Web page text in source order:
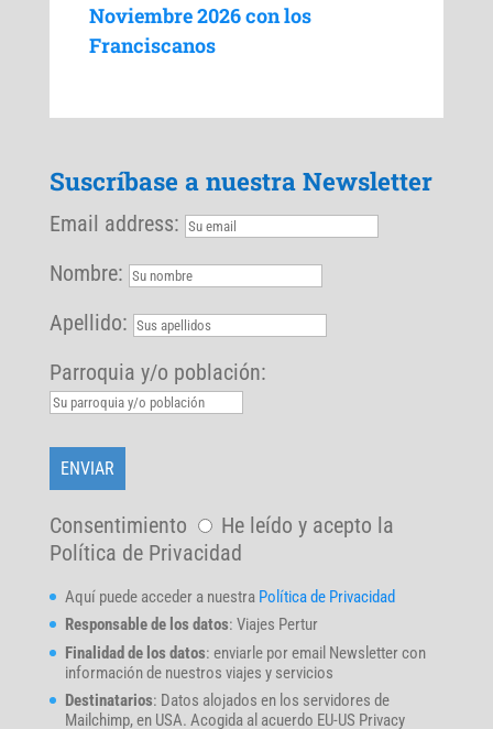
Noviembre 2026 con los
Franciscanos
Suscríbase a nuestra Newsletter
Email address:
Nombre:
Apellido:
Parroquia y/o población:
Consentimiento
He leído y acepto la
Política de Privacidad
Aquí puede acceder a nuestra Política de Privacidad
Responsable de los datos: Viajes Pertur
Finalidad de los datos: enviarle por email Newsletter con
información de nuestros viajes y servicios
Destinatarios: Datos alojados en los servidores de
Mailchimp, en USA. Acogida al acuerdo EU-US Privacy